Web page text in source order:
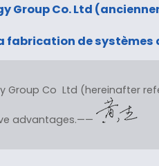
Group Co. Ltd
fabrication de systèmes
Group Co Ltd (hereinafter
advantages.——